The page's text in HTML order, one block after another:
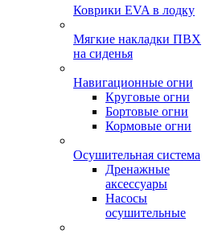
Коврики EVA в лодку
Мягкие накладки ПВХ
на сиденья
Навигационные огни
Круговые огни
Бортовые огни
Кормовые огни
Осушительная система
Дренажные
аксессуары
Насосы
осушительные